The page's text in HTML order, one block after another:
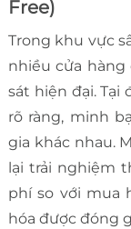
Free)
Trong khu vực
nhiều cửa
sát hiện đại. Tại
rõ ràng, minh
gia khác nhau.
lại trải nghiệm
phí so với mua
hóa được đóng